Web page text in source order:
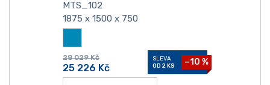
MTS_102
1875 x 1500 x 750
28 029 Kč
25 226 Kč
SLEVA
OD 2 KS
−10 %